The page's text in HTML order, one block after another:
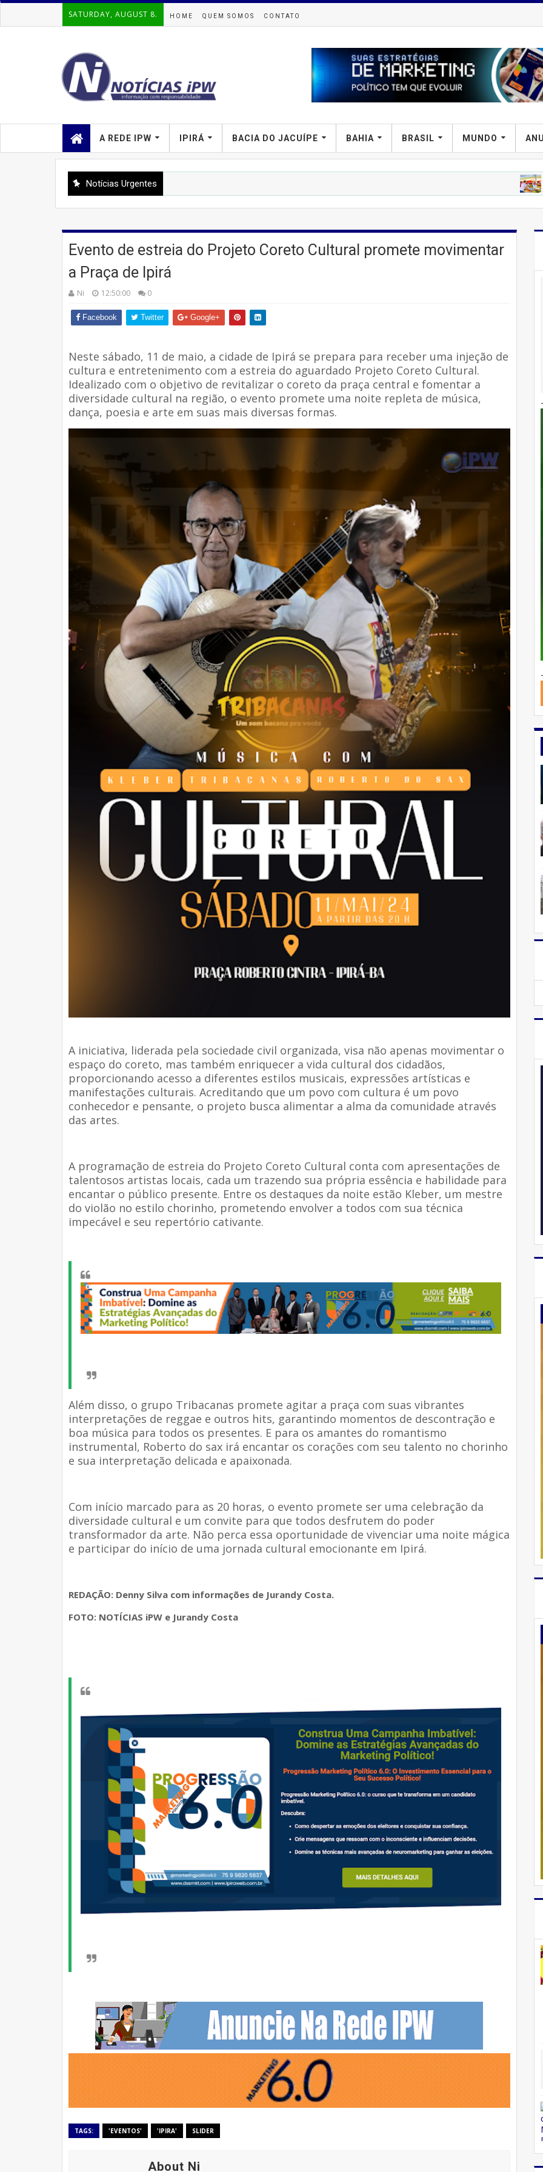
SATURDAY, AUGUST 8. HOME QUEM SOMOS CONTATO
A REDE IPW IPIRÁ BACIA DO JACUÍPE BAHIA BRASIL MUNDO
Notícias Urgentes PREFIPIRÁ
Evento de estreia do Projeto Coreto Cultural promete movimentar
a Praça de Ipirá
Ni 12:50:00 0
Facebook Twitter Google+
Neste sábado, 11 de maio, a cidade de Ipirá se prepara para receber uma injeção de
cultura e entretenimento com a estreia do aguardado Projeto Coreto Cultural.
Idealizado com o objetivo de revitalizar o coreto da praça central e fomentar a
diversidade cultural na região, o evento promete uma noite repleta de música,
dança, poesia e arte em suas mais diversas formas.
A iniciativa, liderada pela sociedade civil organizada, visa não apenas movimentar o
espaço do coreto, mas também enriquecer a vida cultural dos cidadãos,
proporcionando acesso a diferentes estilos musicais, expressões artísticas e
manifestações culturais. Acreditando que um povo com cultura é um povo
conhecedor e pensante, o projeto busca alimentar a alma da comunidade através
das artes.
A programação de estreia do Projeto Coreto Cultural conta com apresentações de
talentosos artistas locais, cada um trazendo sua própria essência e habilidade para
encantar o público presente. Entre os destaques da noite estão Kleber, um mestre
do violão no estilo chorinho, prometendo envolver a todos com sua técnica
impecável e seu repertório cativante.
Além disso, o grupo Tribacanas promete agitar a praça com suas vibrantes
interpretações de reggae e outros hits, garantindo momentos de descontração e
boa música para todos os presentes. E para os amantes do romantismo
instrumental, Roberto do sax irá encantar os corações com seu talento no chorinho
e sua interpretação delicada e apaixonada.
Com início marcado para as 20 horas, o evento promete ser uma celebração da
diversidade cultural e um convite para que todos desfrutem do poder
transformador da arte. Não perca essa oportunidade de vivenciar uma noite mágica
e participar do início de uma jornada cultural emocionante em Ipirá.
REDAÇÃO: Denny Silva com informações de Jurandy Costa.
FOTO: NOTÍCIAS iPW e Jurandy Costa
TAGS: 'EVENTOS' 'IPIRA' SLIDER
About Ni